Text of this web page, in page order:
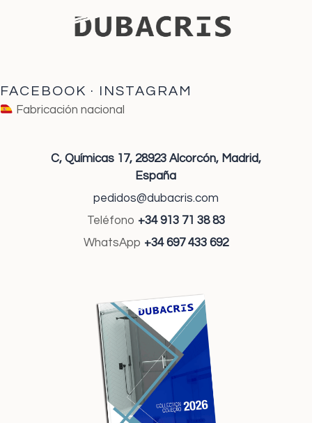
FACEBOOK · INSTAGRAM
Fabricación nacional
C, Químicas 17, 28923 Alcorcón, Madrid,
España
pedidos@dubacris.com
Teléfono +34 913 71 38 83
WhatsApp +34 697 433 692